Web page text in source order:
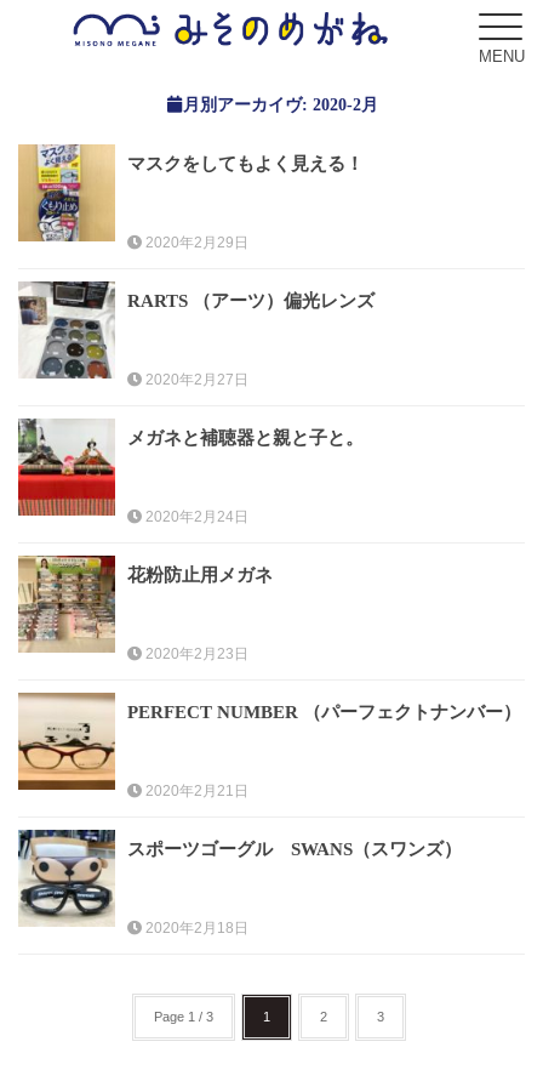
MENU
ブログ
Blog
コンセプト
Concept
Service
Frame
レンズ
Lens
Kids
サングラス
補聴器
Hearing Aid
月別アーカイヴ: 2020-2月
マスクをしてもよく見える！
2020年2月29日
RARTS （アーツ）偏光レンズ
2020年2月27日
メガネと補聴器と親と子と。
2020年2月24日
花粉防止用メガネ
2020年2月23日
PERFECT NUMBER （パーフェクトナンバー）
2020年2月21日
スポーツゴーグル SWANS（スワンズ）
2020年2月18日
Page 1 / 3 1 2 3